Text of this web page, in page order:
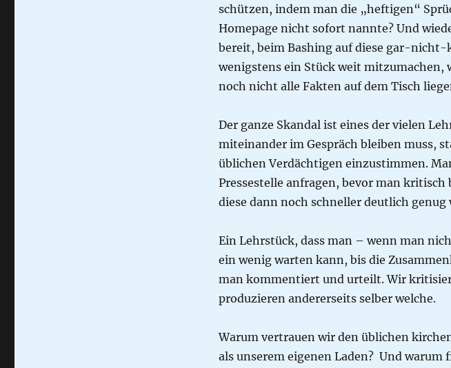
schützen, indem man die „heftigen“
Homepage nicht sofort nannte? Und
bereit, beim Bashing auf diese gar-
wenigstens ein Stück weit mitzumachen,
noch nicht alle Fakten auf dem Tisch
Der ganze Skandal ist eines der vielen
miteinander im Gespräch bleiben muss,
üblichen Verdächtigen einzustimmen.
Pressestelle anfragen, bevor man
diese dann noch schneller deutlich genug
Ein Lehrstück, dass man – wenn man
ein wenig warten kann, bis die
man kommentiert und urteilt. Wir
produzieren andererseits selber welche.
Warum vertrauen wir den üblichen
als unserem eigenen Laden? Und warum